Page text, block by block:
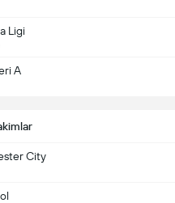
Ligi
A
City